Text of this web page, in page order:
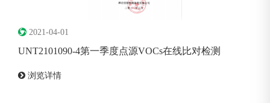
2021-04-01
UNT2101090-4第一季度点源VOCs在线比对检测
浏览详情